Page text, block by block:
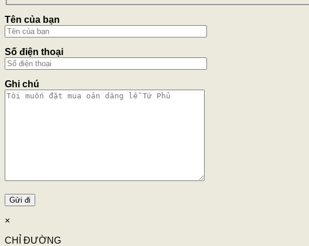
Tên của bạn
Số điện thoại
Ghi chú
×
CHỈ ĐƯỜNG